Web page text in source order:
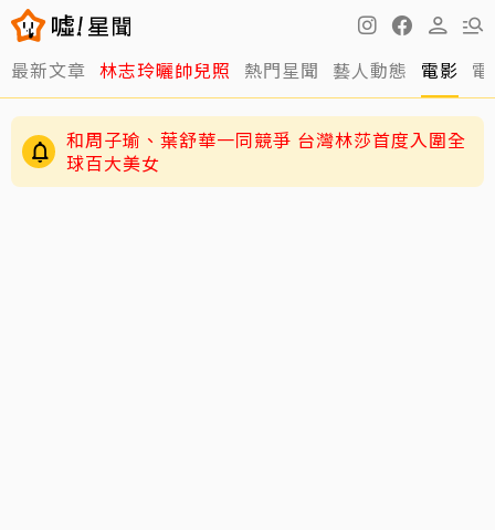
最新文章 林志玲曬帥兒照 熱門星聞 藝人動態 電影
和周子瑜、葉舒華一同競爭 台灣林莎首度入圍全
球百大美女